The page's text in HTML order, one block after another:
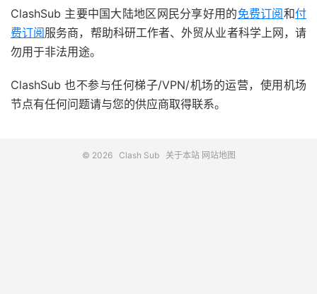
ClashSub 主要中国大陆地区网民分享好用的免费订阅和付
费订阅服务商，帮助科研工作者、外贸从业者科学上网，请
勿用于非法用途。
ClashSub 也不参与任何梯子/VPN/机场的运营，使用机场
节点有任何问题请与您的供应商取得联系。
© 2026 Clash Sub 关于本站 网站地图